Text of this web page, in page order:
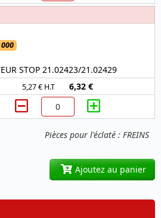
Pièces pour l'éclaté : FREINS
STOP 21.02423/21.02429
5,27 € H.T 6,32 €
Ajoutez au panier